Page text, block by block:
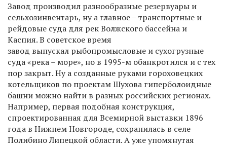
Завод производил разнообразные резервуары и
сельхозинвентарь, ну а главное – транспортные и
рейдовые суда для рек Волжского бассейна и
Каспия. В советское время
завод выпускал рыбопромысловые и сухогрузные
суда «река – море», но в 1995-м обанкротился и с тех
пор закрыт. Ну а созданные руками гороховецких
котельщиков по проектам Шухова гиперболоидные
башни можно найти в разных российских регионах.
Например, первая подобная конструкция,
спроектированная для Всемирной выставки 1896
года в Нижнем Новгороде, сохранилась в селе
Полибино Липецкой области. А уже упомянутая